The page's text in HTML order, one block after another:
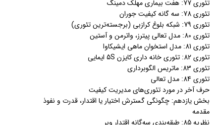
تئوری 77: هفت بیماری مهلک دمینگ
تئوری 78: سه گانه کیفیت جوران
تئوری 79: شبکه بلوغ کرازبی (برجسته‌ترین تئوری)
تئوری 80: مدل تعالی پیترز، واترمن و آستین
تئوری 81: مدل استخوان ماهی ایشیکاوا
تئوری 82: تئوری خانه داری کایزن 5S ایمایی
تئوری 83: ماتریس الگوبرداری
تئوری 84: مدل تعالی
حرف آخر در مورد تئوری‌های مدیریت کیفیت
بخش یازدهم: چگونگی گسترش اختیار یا اقتدار، قدرت و نفوذ
مقدمه
نظریه 85: طبقه‌بندی سه‌گانه اقتدار وبر